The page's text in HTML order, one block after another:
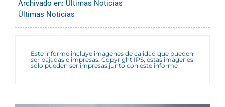
Archivado en: Últimas Noticias
Últimas Noticias
Este informe incluye imágenes de calidad que pueden
ser bajadas e impresas. Copyright IPS, estas imágenes
sólo pueden ser impresas junto con este informe